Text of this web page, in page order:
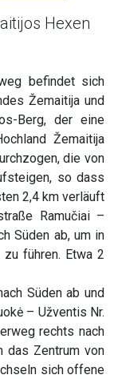
Hexen
befindet sich
Žemaitija und
Berg, der eine
Žemaitija
die von
so dass
2,4 km verläuft
Ramučiai –
Süden ab, um in
führen. Etwa 2
Süden ab und
– Užventis Nr.
rechts nach
das Zentrum von
sich offene